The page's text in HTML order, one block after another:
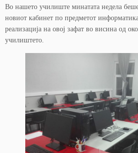
Во нашето училиште минатата недела
новиот кабинет по предметот
реализација на овој зафат во висина од
училиштето.